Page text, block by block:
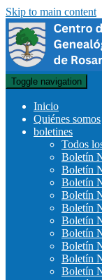
Skip to main content
Toggle navigation
Inicio
Quiénes somos
boletines
Todos
Boletín
Boletín
Boletín
Boletín
Boletín
Boletín
Boletín
Boletín
Boletín
Boletín